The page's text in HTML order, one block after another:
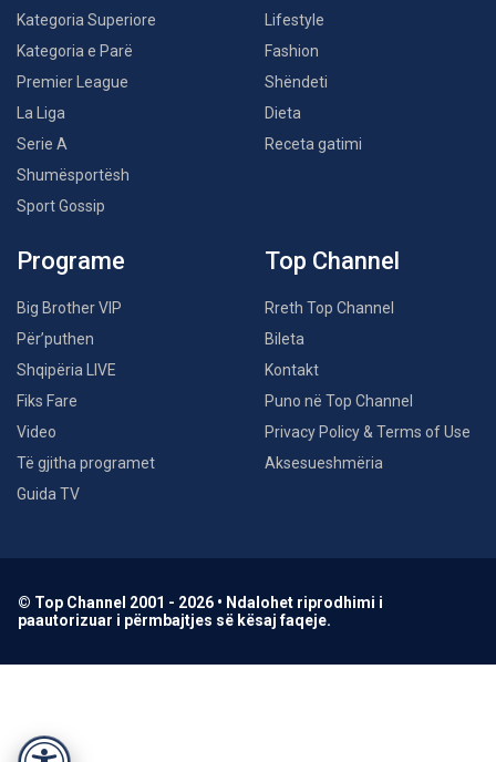
Kategoria Superiore
Kategoria e Parë
Premier League
La Liga
Serie A
Shumësportësh
Sport Gossip
Lifestyle
Fashion
Shëndeti
Dieta
Receta gatimi
Programe
Big Brother VIP
Për’puthen
Shqipëria LIVE
Fiks Fare
Video
Të gjitha programet
Guida TV
Top Channel
Rreth Top Channel
Bileta
Kontakt
Puno në Top Channel
Privacy Policy & Terms of Use
Aksesueshmëria
© Top Channel 2001 - 2026 • Ndalohet riprodhimi i
paautorizuar i përmbajtjes së kësaj faqeje.